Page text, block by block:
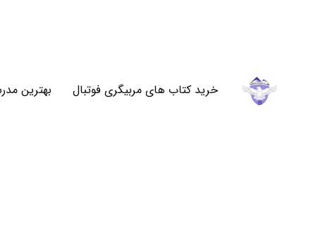
خرید کتاب های مربیگری فوتبال بهترین